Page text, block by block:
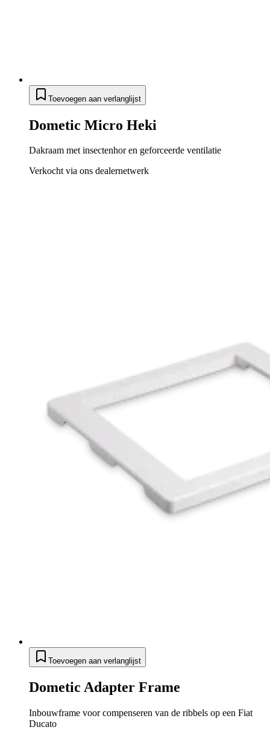
Toevoegen aan verlanglijst
Dometic Micro Heki
Dakraam met insectenhor en geforceerde ventilatie
Verkocht via ons dealernetwerk
Toevoegen aan verlanglijst
Dometic Adapter Frame
Inbouwframe voor compenseren van de ribbels op een Fiat
Ducato